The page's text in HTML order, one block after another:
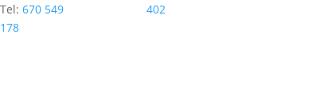
Tel: 670 549
178
402